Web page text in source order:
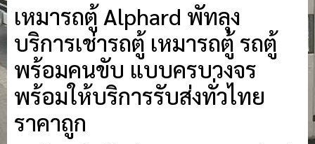
เหมารถตู้ Alphard พัทลุง
บริการเช่ารถตู้ เหมารถตู้ รถตู้
พร้อมคนขับ แบบครบวงจร
พร้อมให้บริการรับส่งทั่วไทย
ราคาถูก